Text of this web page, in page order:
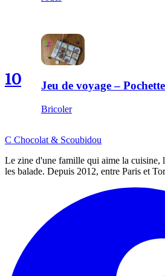
10 Jeu de voyage –
Bricoler
C Chocolat& Scoubidou
Le zine d'une famille qui aime la cuisine,
les balade. Depuis 2012, entre Paris et